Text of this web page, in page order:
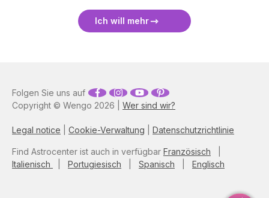
Ich will mehr
Copyright © Wengo 2026 | Wer sind wir?
Legal notice Cookie-Verwaltung Datenschutzrichtlinie
Folgen Sie uns auf
Find Astrocenter ist auch in verfügbar Französisch
Italienisch
Portugiesisch Spanisch Englisch